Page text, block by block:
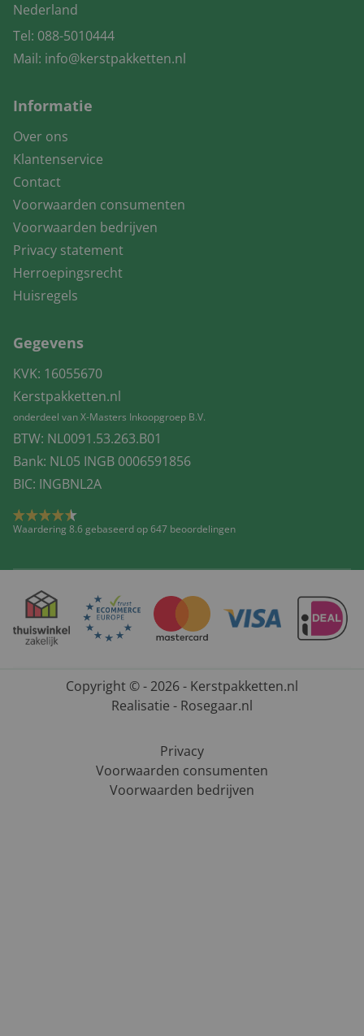
Nederland
Tel: 088-5010444
Mail: info@kerstpakketten.nl
Informatie
Over ons
Klantenservice
Contact
Voorwaarden consumenten
Voorwaarden bedrijven
Privacy statement
Herroepingsrecht
Huisregels
Gegevens
KVK: 16055670
Kerstpakketten.nl
onderdeel van X-Masters Inkoopgroep B.V.
BTW: NL0091.53.263.B01
Bank: NL05 INGB 0006591856
BIC: INGBNL2A
Waardering 8.6 gebaseerd op 647 beoordelingen
Copyright © - 2026 - Kerstpakketten.nl
Realisatie - Rosegaar.nl
Privacy
Voorwaarden consumenten
Voorwaarden bedrijven